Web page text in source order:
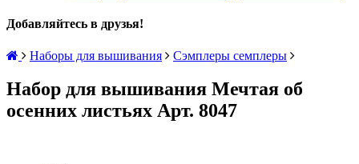
Добавляйтесь в друзья!
Наборы для вышивания Сэмплеры семплеры
Набор для вышивания Мечтая об
осенних листьях Арт. 8047